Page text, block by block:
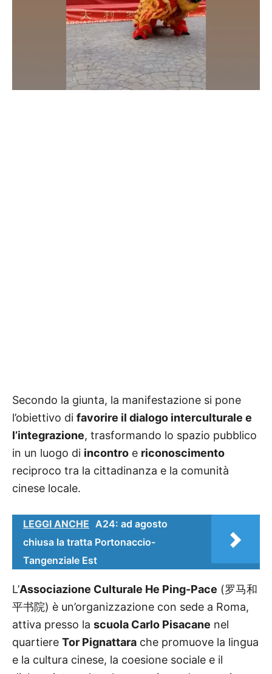
Secondo la giunta, la manifestazione si pone
l’obiettivo di favorire il dialogo interculturale e
l’integrazione, trasformando lo spazio pubblico
in un luogo di incontro e riconoscimento
reciproco tra la cittadinanza e la comunità
cinese locale.
LEGGI ANCHE A24: ad agosto
chiusa la tratta Portonaccio-
Tangenziale Est
L’Associazione Culturale He Ping-Pace (罗马和
平书院) è un’organizzazione con sede a Roma,
attiva presso la scuola Carlo Pisacane nel
quartiere Tor Pignattara che promuove la lingua
e la cultura cinese, la coesione sociale e il